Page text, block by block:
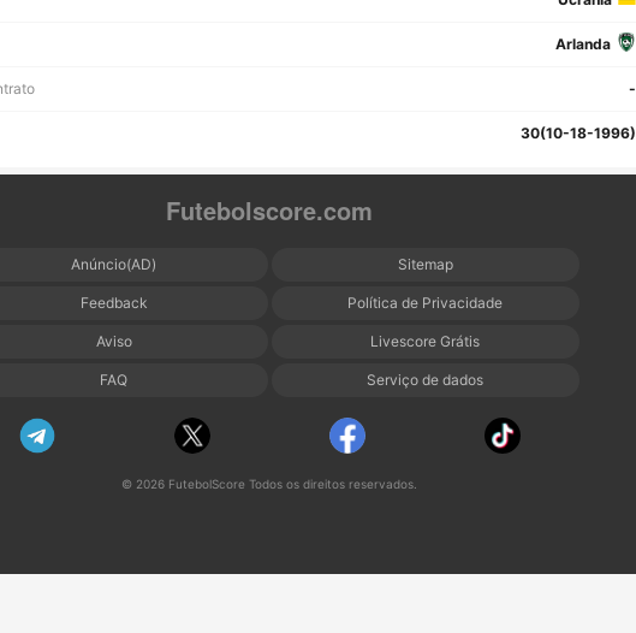
Arlanda
-
30(10-18-1996)
Futebolscore.com
Anúncio(AD) Sitemap
Feedback Política de Privacidade
Aviso Livescore Grátis
FAQ Serviço de dados
© 2026 FutebolScore Todos os direitos reservados.